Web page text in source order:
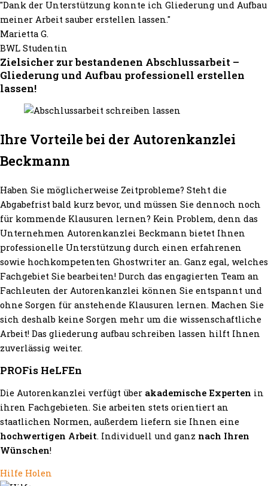
"Dank der Unterstützung konnte ich Gliederung und Aufbau
meiner Arbeit sauber erstellen lassen."
Marietta G.
BWL Studentin
Zielsicher zur bestandenen Abschlussarbeit –
Gliederung und Aufbau professionell erstellen
lassen!
Ihre Vorteile bei der Autorenkanzlei
Beckmann
Haben Sie möglicherweise Zeitprobleme? Steht die
Abgabefrist bald kurz bevor, und müssen Sie dennoch noch
für kommende Klausuren lernen? Kein Problem, denn das
Unternehmen Autorenkanzlei Beckmann bietet Ihnen
professionelle Unterstützung durch einen erfahrenen
sowie hochkompetenten Ghostwriter an. Ganz egal, welches
Fachgebiet Sie bearbeiten! Durch das engagierten Team an
Fachleuten der Autorenkanzlei können Sie entspannt und
ohne Sorgen für anstehende Klausuren lernen. Machen Sie
sich deshalb keine Sorgen mehr um die wissenschaftliche
Arbeit! Das gliederung aufbau schreiben lassen hilft Ihnen
zuverlässig weiter.
PROFis HeLFEn
Die Autorenkanzlei verfügt über akademische Experten in
ihren Fachgebieten. Sie arbeiten stets orientiert an
staatlichen Normen, außerdem liefern sie Ihnen eine
hochwertigen Arbeit. Individuell und ganz nach Ihren
Wünschen!
Hilfe Holen